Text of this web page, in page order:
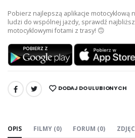
Pobierz najlepszą aplikacje motocyklową
ludzi do wspólnej jazdy, sprawdź
motocyklowymi fotami z trasy! 🙃
UDOSTĘPNIJ: DODAJ DO ULUBIONYCH
OPIS FILMY (0) FORUM (0)